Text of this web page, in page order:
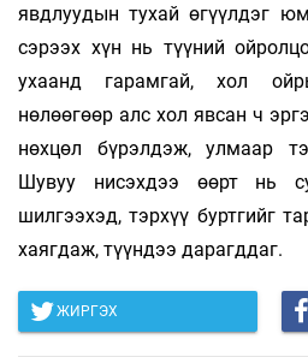
явдлуудын тухай өгүүлдэг
сэрээх хүн нь түүний
ухаанд гарамгай, хол
нөлөөгөөр алс хол явсан ч
нөхцөл бүрэлдэж, улмаар
Шувуу нисэхдээ өөрт нь
шилгээхэд, тэрхүү буртгийг
хаягдаж, түүндээ дарагддаг.
ЖИРГЭХ